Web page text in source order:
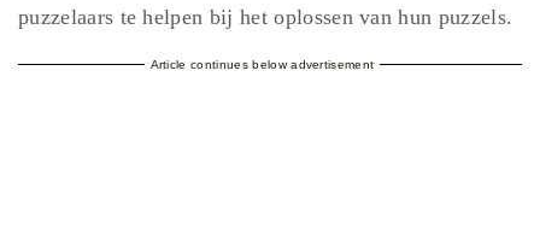
puzzelaars te helpen bij het oplossen van hun puzzels.
Article continues below advertisement